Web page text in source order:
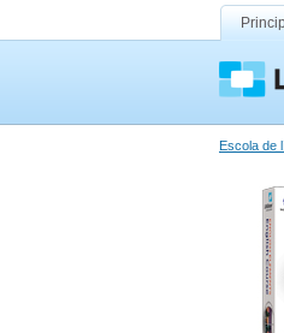
Escola de